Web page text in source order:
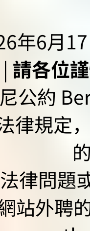
年6月
請各位
公約
律規定
律問題
站外聘